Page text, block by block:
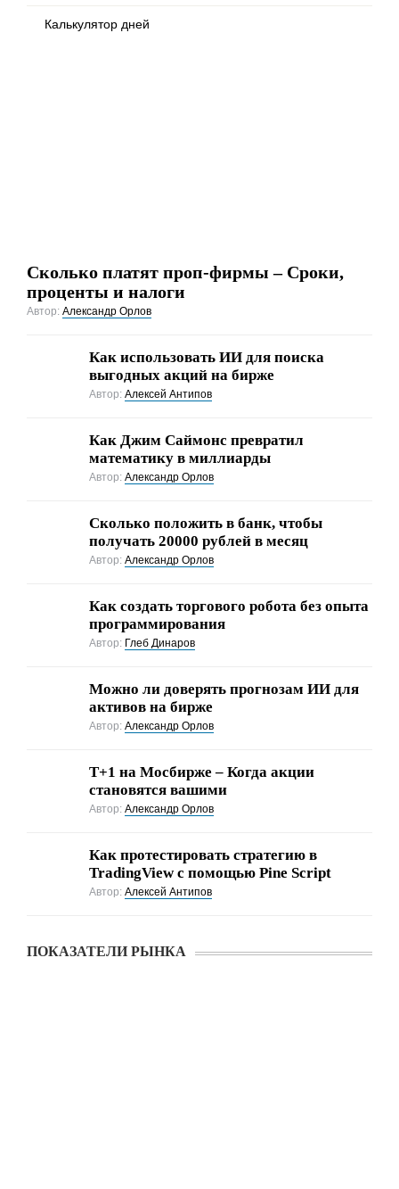
Калькулятор дней
Сколько платят проп-фирмы – Сроки,
проценты и налоги
Автор:Александр Орлов
Как использовать ИИ для поиска
выгодных акций на бирже
Автор:Алексей Антипов
Как Джим Саймонс превратил
математику в миллиарды
Автор:Александр Орлов
Сколько положить в банк, чтобы
получать 20000 рублей в месяц
Автор:Александр Орлов
Как создать торгового робота без опыта
программирования
Автор: Глеб Динаров
Можно ли доверять прогнозам ИИ для
активов на бирже
Автор:Александр Орлов
Т+1 на Мосбирже – Когда акции
становятся вашими
Автор:Александр Орлов
Как протестировать стратегию в
TradingView с помощью Pine Script
Автор:Алексей Антипов
ПОКАЗАТЕЛИ РЫНКА